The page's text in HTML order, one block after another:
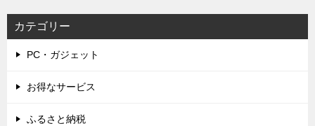
カテゴリー
PC・ガジェット
お得なサービス
ふるさと納税